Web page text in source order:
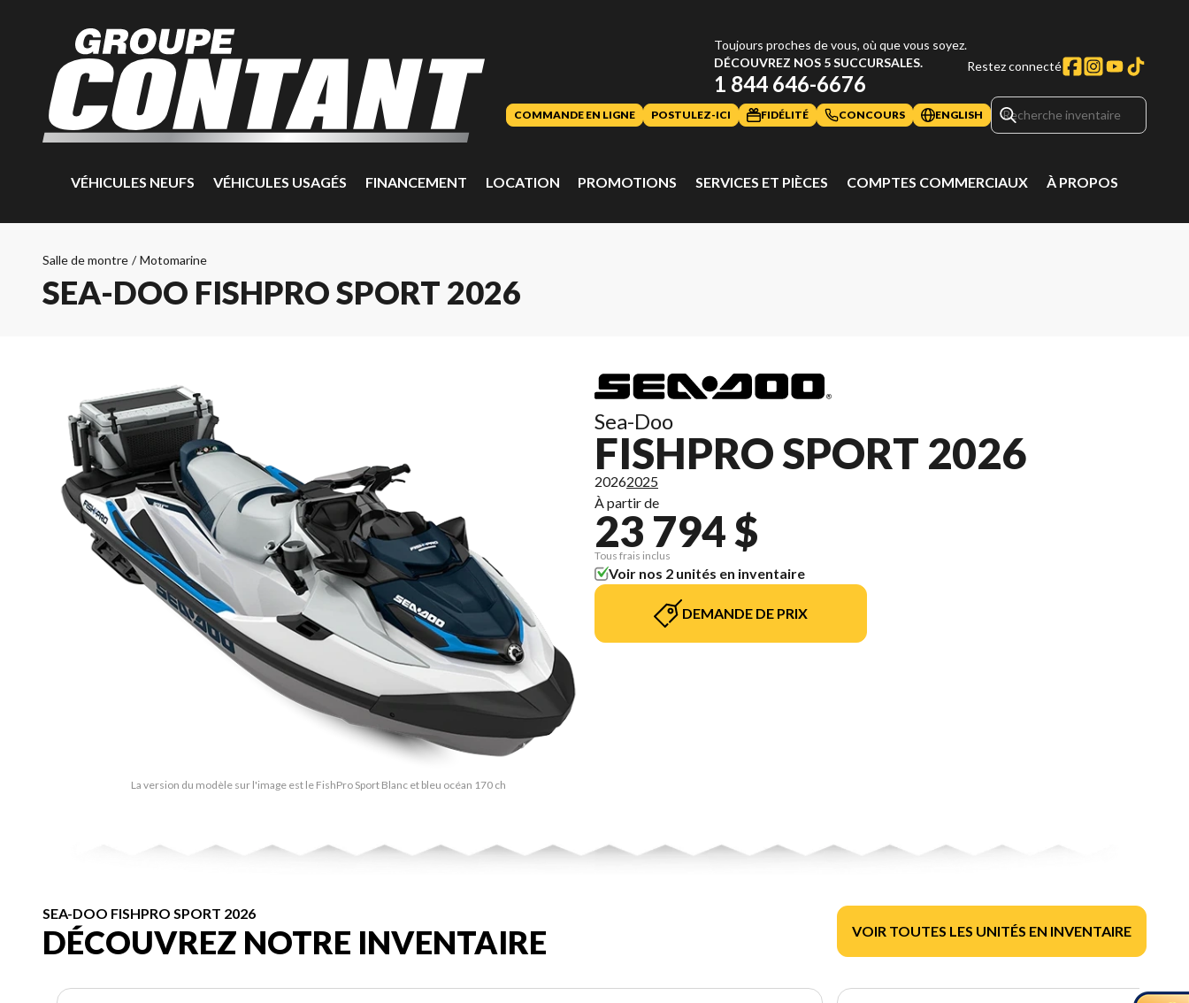
Toujours proches de vous, où que vous soyez.
DÉCOUVREZ NOS 5 SUCCURSALES.
1 844 646-6676
Restez connecté
COMMANDE EN LIGNE POSTULEZ-ICI FIDÉLITÉ CONCOURS ENGLISH
VÉHICULES NEUFS VÉHICULES USAGÉS FINANCEMENT LOCATION PROMOTIONS SERVICES ET PIÈCES COMPTES COMMERCIAUX À PROPOS
Salle de montre / Motomarine
SEA-DOO FISHPRO SPORT 2026
La version du modèle sur l'image est le FishPro Sport Blanc et bleu océan 170 ch
Sea-Doo
FISHPRO SPORT 2026
20262025
À partir de
23 794 $
Tous frais inclus
Voir nos 2 unités en inventaire
DEMANDE DE PRIX
SEA-DOO FISHPRO SPORT 2026
DÉCOUVREZ NOTRE INVENTAIRE VOIR TOUTES LES UNITÉS EN INVENTAIRE